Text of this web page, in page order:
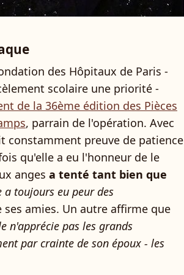
des Hôpitaux de Paris -
scolaire une priorité -
de la 36ème édition des Pièces
, parrain de l'opération. Avec
constamment preuve de patience
qu'elle a eu l'honneur de le
anges a tenté tant bien que
a toujours eu peur des
ses amies. Un autre affirme que
n'apprécie pas les grands
par crainte de son époux - les